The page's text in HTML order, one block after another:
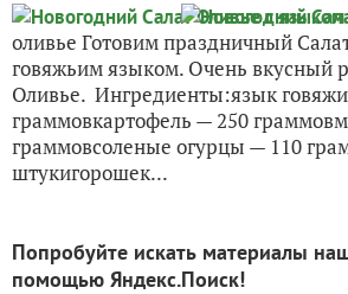
оливье Готовим праздничный
говяжьим языком. Очень вкусный
Оливье. Ингредиенты:язык
граммовкартофель — 250
граммовсоленые огурцы — 110
штукигорошек...
Попробуйте искать материалы
помощью Яндекс.Поиск!